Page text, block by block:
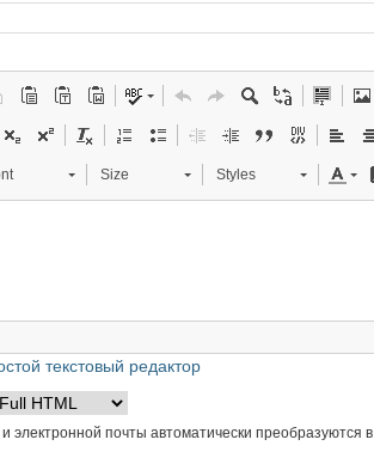
Size Styles
текстовый редактор
электронной почты автоматически преобразуются